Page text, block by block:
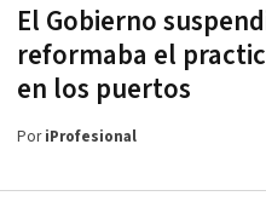
El Gobierno
reformaba el
en los puertos
PoriProfesional